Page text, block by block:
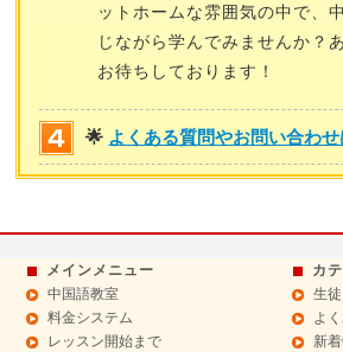
ットホームな雰囲気の中で、
じながら学んでみませんか？
お待ちしております！
🌟 よくある質問やお問い合わ
メインメニュー
中国語教室
料金システム
レッスン開始まで
カ
生
よ
新